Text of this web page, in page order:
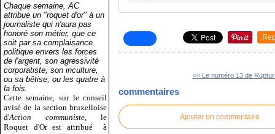
Chaque semaine, AC
attribue un "roquet d'or" à un
journaliste qui n'aura pas
honoré son métier, que ce
soit par sa complaisance
politique envers les forces
de l'argent, son agressivité
corporatiste, son inculture,
ou sa bêtise, ou les quatre à
la fois.
Cette semaine, sur le conseil
avisé de la section bruxelloise
d'Action communiste , le
Roquet d'Or est attribué
à
<< Le numéro 13 de
commentaires
Ajouter un commentaire